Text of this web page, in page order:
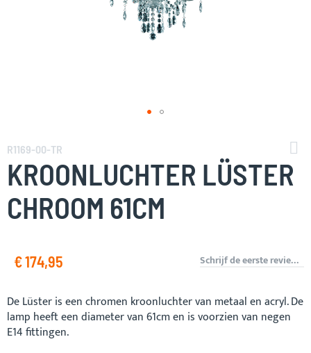
naar
het
begin
van
de
afbeeldingen-
R1169-00-TR
KROONLUCHTER LÜSTER
CHROOM 61CM
€ 174,95 Schrijf de eerste review over dit product
De Lüster is een chromen kroonluchter van metaal en acryl. De
lamp heeft een diameter van 61cm en is voorzien van negen
E14 fittingen.